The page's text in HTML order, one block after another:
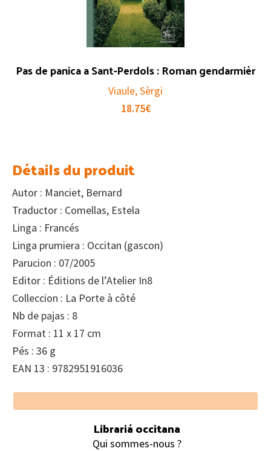
Pas de panica a Sant-Perdols : Roman gendarmièr
Viaule, Sèrgi
18.75€
Détails du produit
Autor : Manciet, Bernard
Traductor : Comellas, Estela
Linga : Francés
Linga prumiera : Occitan (gascon)
Parucion : 07/2005
Editor : Éditions de l’Atelier In8
Colleccion : La Porte à côté
Nb de pajas : 8
Format : 11 x 17 cm
Pés : 36 g
EAN 13 : 9782951916036
Footer
Librariá occitana
Qui sommes-nous ?